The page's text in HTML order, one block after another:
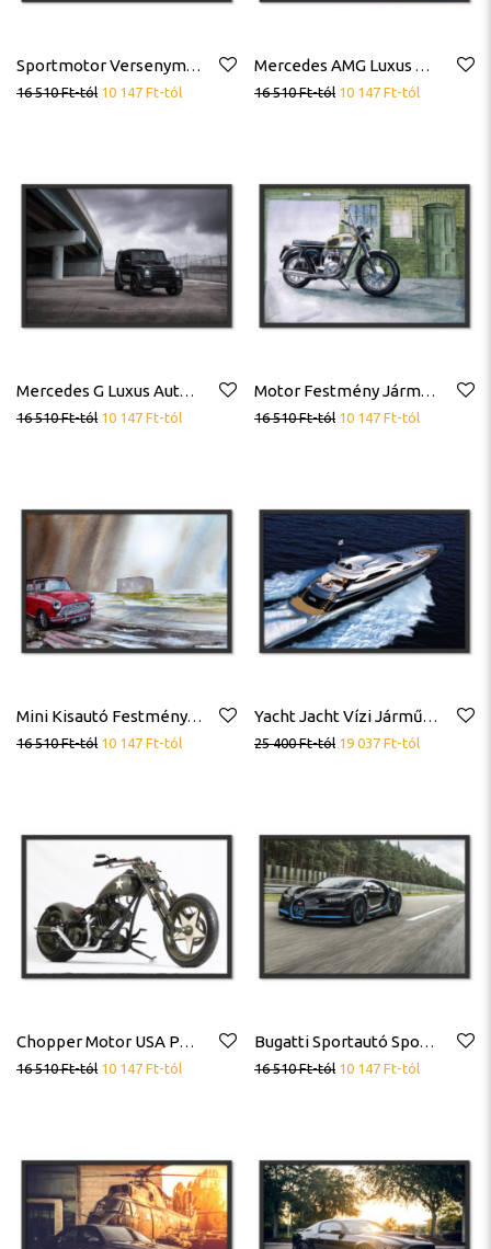
Sportmotor Versenymotor Poszter
16 510Ft-tól 10 147 Ft-tól
Mercedes AMG Luxus Autó Poszter
16 510Ft-tól 10 147 Ft-tól
Mercedes G Luxus Autó Poszter
16 510Ft-tól 10 147 Ft-tól
Motor Festmény Jármű Poszter
16 510Ft-tól 10 147 Ft-tól
Mini Kisautó Festmény Poszter
16 510Ft-tól 10 147 Ft-tól
Yacht Jacht Vízi Jármű Poszter
25 400Ft-tól 19 037 Ft-tól
Chopper Motor USA Poszter
16 510Ft-tól 10 147 Ft-tól
Bugatti Sportautó Sportkocsi Poszter
16 510Ft-tól 10 147 Ft-tól